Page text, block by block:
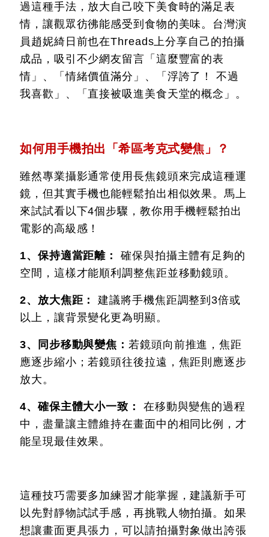
過這種手法，放大自己咬下美食時的滿足表
情，讓觀眾彷彿能感受到食物的美味。台灣演
員趙妮綺日前也在Threads上分享自己的拍攝
成品，吸引不少網友留言「這麼豐富的表
情」、「情緒價值滿分」、「浮誇了！ 不過
我喜歡」、「直接被吸進美食天堂的概念」。
如何用手機拍出「希區考克式變焦」？
雖然專業攝影通常使用長焦鏡頭來完成這種運
鏡，但其實手機也能輕鬆拍出相似效果。馬上
來試試看以下4個步驟，教你用手機輕鬆拍出
電影的高級感！
1、保持適當距離： 確保與拍攝主體有足夠的
空間，這樣才能順利調整焦距並移動鏡頭。
2、放大焦距：建議將手機焦距調整到3倍或
以上，讓背景變化更為明顯。
3、同步移動與變焦： 若鏡頭向前推進，焦距
應逐步縮小；若鏡頭往後拉遠，焦距則應逐步
放大。
4、確保主體大小一致： 在移動與變焦的過程
中，盡量讓主體維持在畫面中的相同比例，才
能呈現最佳效果。
這種技巧需要多加練習才能掌握，建議新手可
以先對靜物試試手感，再挑戰人物拍攝。如果
想讓畫面更具張力，可以請拍攝對象做出誇張